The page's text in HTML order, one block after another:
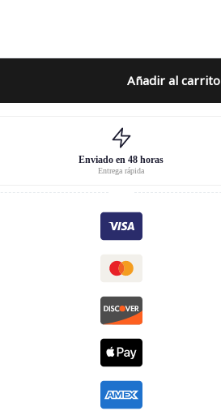
Añadir al carrito
Enviado en 48 horas
Entrega rápida